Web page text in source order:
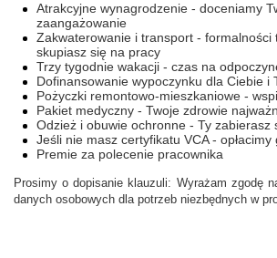
Atrakcyjne wynagrodzenie - doceniamy
zaangażowanie
Zakwaterowanie i transport - formalności
skupiasz się na pracy
Trzy tygodnie wakacji - czas na
Dofinansowanie wypoczynku dla Ciebie i
Pożyczki remontowo-mieszkaniowe -
Pakiet medyczny - Twoje zdrowie
Odzież i obuwie ochronne - Ty zabierasz
Jeśli nie masz certyfikatu VCA - opłacimy
Premie za polecenie pracownika
Prosimy o dopisanie klauzuli: Wyrażam zgodę
danych osobowych dla potrzeb niezbędnych w